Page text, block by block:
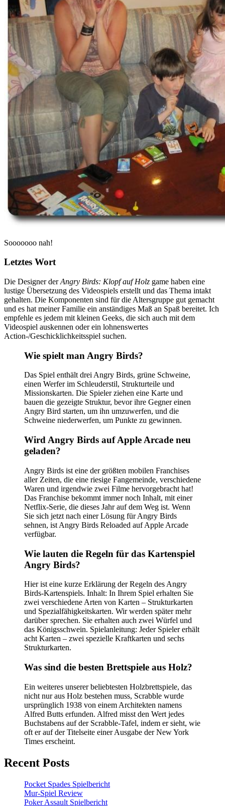
Sooooooo nah!
Letztes Wort
Die Designer derAngry Birds: Klopf auf Holz game haben eine
lustige Übersetzung des Videospiels erstellt und das Thema intakt
gehalten. Die Komponenten sind für die Altersgruppe gut gemacht
und es hat meiner Familie ein anständiges Maß an Spaß bereitet. Ich
empfehle es jedem mit kleinen Geeks, die sich auch mit dem
Videospiel auskennen oder ein lohnenswertes
Action-/Geschicklichkeitsspiel suchen.
Wie spielt man Angry Birds?
Das Spiel enthält drei Angry Birds, grüne Schweine,
einen Werfer im Schleuderstil, Strukturteile und
Missionskarten. Die Spieler ziehen eine Karte und
bauen die gezeigte Struktur, bevor ihre Gegner einen
Angry Bird starten, um ihn umzuwerfen, und die
Schweine niederwerfen, um Punkte zu gewinnen.
Wird Angry Birds auf Apple Arcade neu
geladen?
Angry Birds ist eine der größten mobilen Franchises
aller Zeiten, die eine riesige Fangemeinde, verschiedene
Waren und irgendwie zwei Filme hervorgebracht hat!
Das Franchise bekommt immer noch Inhalt, mit einer
Netflix-Serie, die dieses Jahr auf dem Weg ist. Wenn
Sie sich jetzt nach einer Lösung für Angry Birds
sehnen, ist Angry Birds Reloaded auf Apple Arcade
verfügbar.
Wie lauten die Regeln für das Kartenspiel
Angry Birds?
Hier ist eine kurze Erklärung der Regeln des Angry
Birds-Kartenspiels. Inhalt: In Ihrem Spiel erhalten Sie
zwei verschiedene Arten von Karten – Strukturkarten
und Spezialfähigkeitskarten. Wir werden später mehr
darüber sprechen. Sie erhalten auch zwei Würfel und
das Königsschwein. Spielanleitung: Jeder Spieler erhält
acht Karten – zwei spezielle Kraftkarten und sechs
Strukturkarten.
Was sind die besten Brettspiele aus Holz?
Ein weiteres unserer beliebtesten Holzbrettspiele, das
nicht nur aus Holz bestehen muss, Scrabble wurde
ursprünglich 1938 von einem Architekten namens
Alfred Butts erfunden. Alfred misst den Wert jedes
Buchstabens auf der Scrabble-Tafel, indem er sieht, wie
oft er auf der Titelseite einer Ausgabe der New York
Times erscheint.
Recent Posts
Pocket Spades Spielbericht
Mur-Spiel Review
Poker Assault Spielbericht